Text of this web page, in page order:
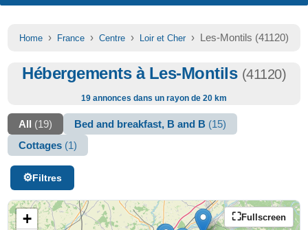
Home › France › Centre › Loir et Cher› Les-Montils (41120)
Hébergements à Les-Montils (41120)
19 annonces dans un rayon de 20 km
All (19) Bed and breakfast, B and B (15)
Cottages (1)
Filtres
Fullscreen
+